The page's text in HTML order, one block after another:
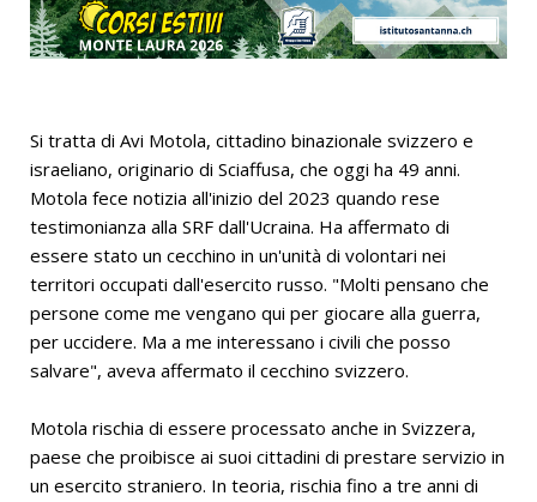
Si tratta di Avi Motola, cittadino binazionale svizzero e
israeliano, originario di Sciaffusa, che oggi ha 49 anni.
Motola fece notizia all'inizio del 2023 quando rese
testimonianza alla SRF dall'Ucraina. Ha affermato di
essere stato un cecchino in un'unità di volontari nei
territori occupati dall'esercito russo. "Molti pensano che
persone come me vengano qui per giocare alla guerra,
per uccidere. Ma a me interessano i civili che posso
salvare", aveva affermato il cecchino svizzero.
Motola rischia di essere processato anche in Svizzera,
paese che proibisce ai suoi cittadini di prestare servizio in
un esercito straniero. In teoria, rischia fino a tre anni di